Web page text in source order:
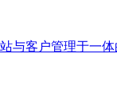
与客户管理于一